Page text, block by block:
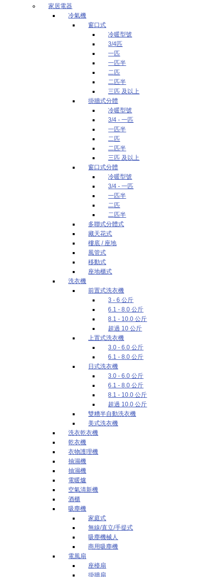
家居電器
冷氣機
窗口式
冷暖型號
3/4匹
一匹
一匹半
二匹
二匹半
三匹 及以上
掛牆式分體
冷暖型號
3/4 - 一匹
一匹半
二匹
二匹半
三匹 及以上
窗口式分體
冷暖型號
3/4 - 一匹
一匹半
二匹
二匹半
多聯式分體式
藏天花式
樓底 / 座地
風管式
移動式
座地櫃式
洗衣機
前置式洗衣機
3 - 6 公斤
6.1 - 8.0 公斤
8.1 - 10.0 公斤
超過 10 公斤
上置式洗衣機
3.0 - 6.0 公斤
6.1 - 8.0 公斤
日式洗衣機
3.0 - 6.0 公斤
6.1 - 8.0 公斤
8.1 - 10.0 公斤
超過 10.0 公斤
雙糟半自動洗衣機
美式洗衣機
洗衣乾衣機
乾衣機
衣物護理機
抽濕機
抽濕機
電暖爐
空氣清新機
酒櫃
吸塵機
家庭式
無線/直立/手提式
吸塵機械人
商用吸塵機
電風扇
座檯扇
掛牆扇